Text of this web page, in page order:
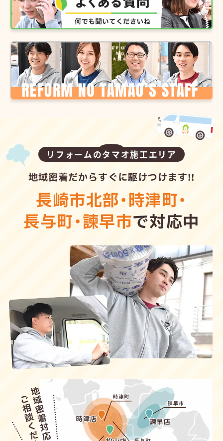
リフォームのタマオ施工エリア
地域密着だからすぐに駆けつけます!!
長崎市北部・時津町・
長与町・諫早市で対応中